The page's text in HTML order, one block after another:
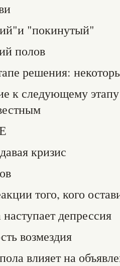
"покинутый"
полов
решения:
к следующему
кризис
того, кого
депрессия
возмездия
влияет на